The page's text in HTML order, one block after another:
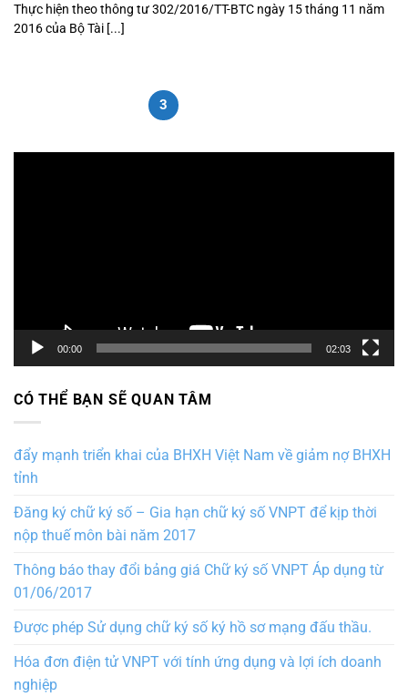
Thực hiện theo thông tư 302/2016/TT-BTC ngày 15 tháng 11 năm
2016 của Bộ Tài [...]
3
00:00 02:03
CÓ THỂ BẠN SẼ QUAN TÂM
đẩy mạnh triển khai của BHXH Việt Nam về giảm nợ BHXH
tỉnh
Đăng ký chữ ký số – Gia hạn chữ ký số VNPT để kịp thời
nộp thuế môn bài năm 2017
Thông báo thay đổi bảng giá Chữ ký số VNPT Áp dụng từ
01/06/2017
Được phép Sử dụng chữ ký số ký hồ sơ mạng đấu thầu.
Hóa đơn điện tử VNPT với tính ứng dụng và lợi ích doanh
nghiệp